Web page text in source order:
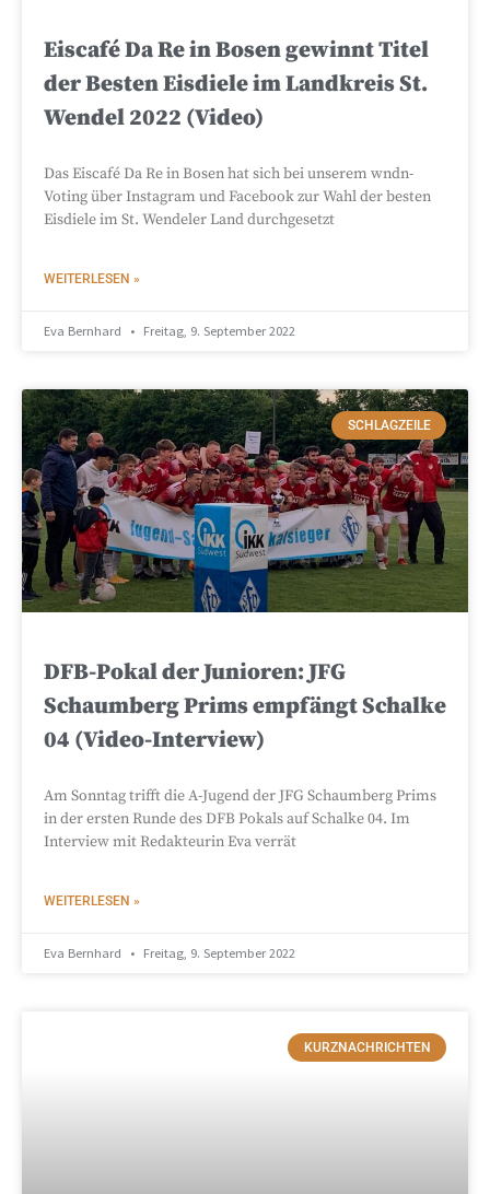
Eiscafé Da Re in Bosen gewinnt Titel
der Besten Eisdiele im Landkreis St.
Wendel 2022 (Video)
Das Eiscafé Da Re in Bosen hat sich bei unserem wndn-
Voting über Instagram und Facebook zur Wahl der besten
Eisdiele im St. Wendeler Land durchgesetzt
WEITERLESEN »
Eva Bernhard Freitag, 9. September 2022
SCHLAGZEILE
DFB-Pokal der Junioren: JFG
Schaumberg Prims empfängt Schalke
04 (Video-Interview)
Am Sonntag trifft die A-Jugend der JFG Schaumberg Prims
in der ersten Runde des DFB Pokals auf Schalke 04. Im
Interview mit Redakteurin Eva verrät
WEITERLESEN »
Eva Bernhard Freitag, 9. September 2022
KURZNACHRICHTEN